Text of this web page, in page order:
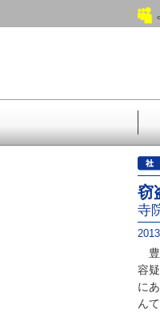
窃
寺
豊
容
に
ん